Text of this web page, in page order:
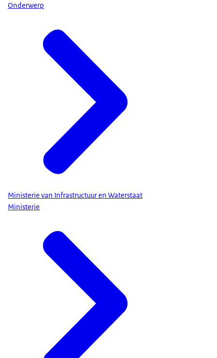
Onderwerp
Ministerie van Infrastructuur en Waterstaat
Ministerie